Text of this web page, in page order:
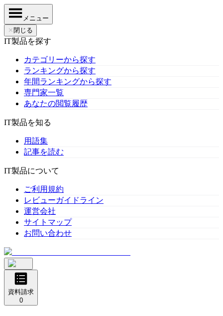
メニュー
✕ 閉じる
IT製品を探す
カテゴリーから探す
ランキングから探す
年間ランキングから探す
専門家一覧
あなたの閲覧履歴
IT製品を知る
用語集
記事を読む
IT製品について
ご利用規約
レビューガイドライン
運営会社
サイトマップ
お問い合わせ
資料請求
0